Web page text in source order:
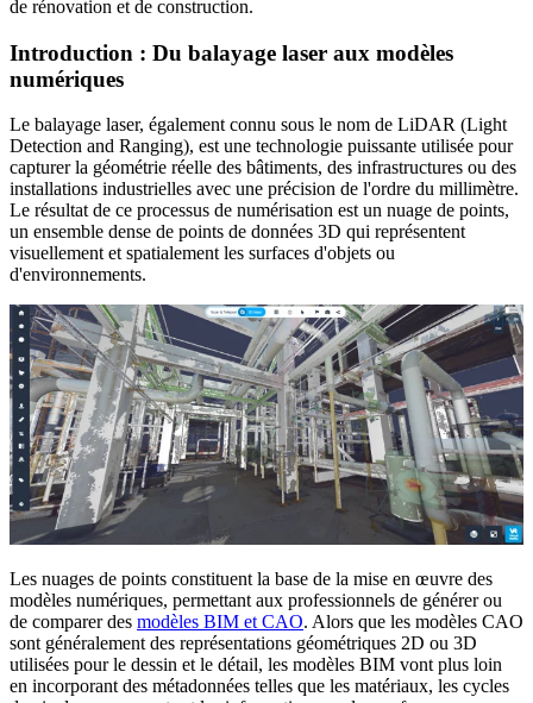
de rénovation et de construction.
Introduction : Du balayage laser aux modèles
numériques
Le balayage laser, également connu sous le nom de LiDAR (Light
Detection and Ranging), est une technologie puissante utilisée pour
capturer la géométrie réelle des bâtiments, des infrastructures ou des
installations industrielles avec une précision de l'ordre du millimètre.
Le résultat de ce processus de numérisation est un nuage de points,
un ensemble dense de points de données 3D qui représentent
visuellement et spatialement les surfaces d'objets ou
d'environnements.
Les nuages de points constituent la base de la mise en œuvre des
modèles numériques, permettant aux professionnels de générer ou
de comparer des modèles BIM et CAO. Alors que les modèles CAO
sont généralement des représentations géométriques 2D ou 3D
utilisées pour le dessin et le détail, les modèles BIM vont plus loin
en incorporant des métadonnées telles que les matériaux, les cycles